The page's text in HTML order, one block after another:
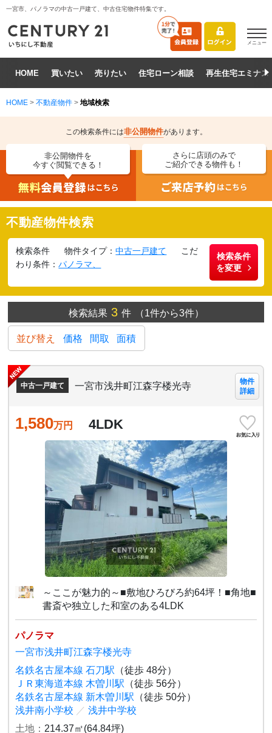
一宮市、パノラマの中古一戸建て、中古住宅物件特集です。
メニュー
HOME 買いたい 売りたい 住宅ローン相談 再生住宅エミナス
HOME > 不動産物件 > 地域検索
この検索条件には非公開物件があります。
非公開物件を
今すぐ閲覧できる！
さらに店頭のみで
ご紹介できる物件も！
不動産物件検索
検索条件 物件タイプ：中古一戸建て
こだ
わり条件：パノラマ、
検索条件
を変更
検索結果3 件 （1件から3件）
並び替え 価格 間取 面積
中古一戸建て 一宮市浅井町江森字楼光寺
物件
詳細
1,580万円 4LDK
～ここが魅力的～■敷地ひろびろ約64坪！■角地■
書斎や独立した和室のある4LDK
パノラマ
一宮市浅井町江森字楼光寺
名鉄名古屋本線 石刀駅 （徒歩 48分）
ＪＲ東海道本線 木曽川駅 （徒歩 56分）
名鉄名古屋本線 新木曽川駅 （徒歩 50分）
浅井南小学校 ／ 浅井中学校
土地： 214.37㎡(64.84坪)